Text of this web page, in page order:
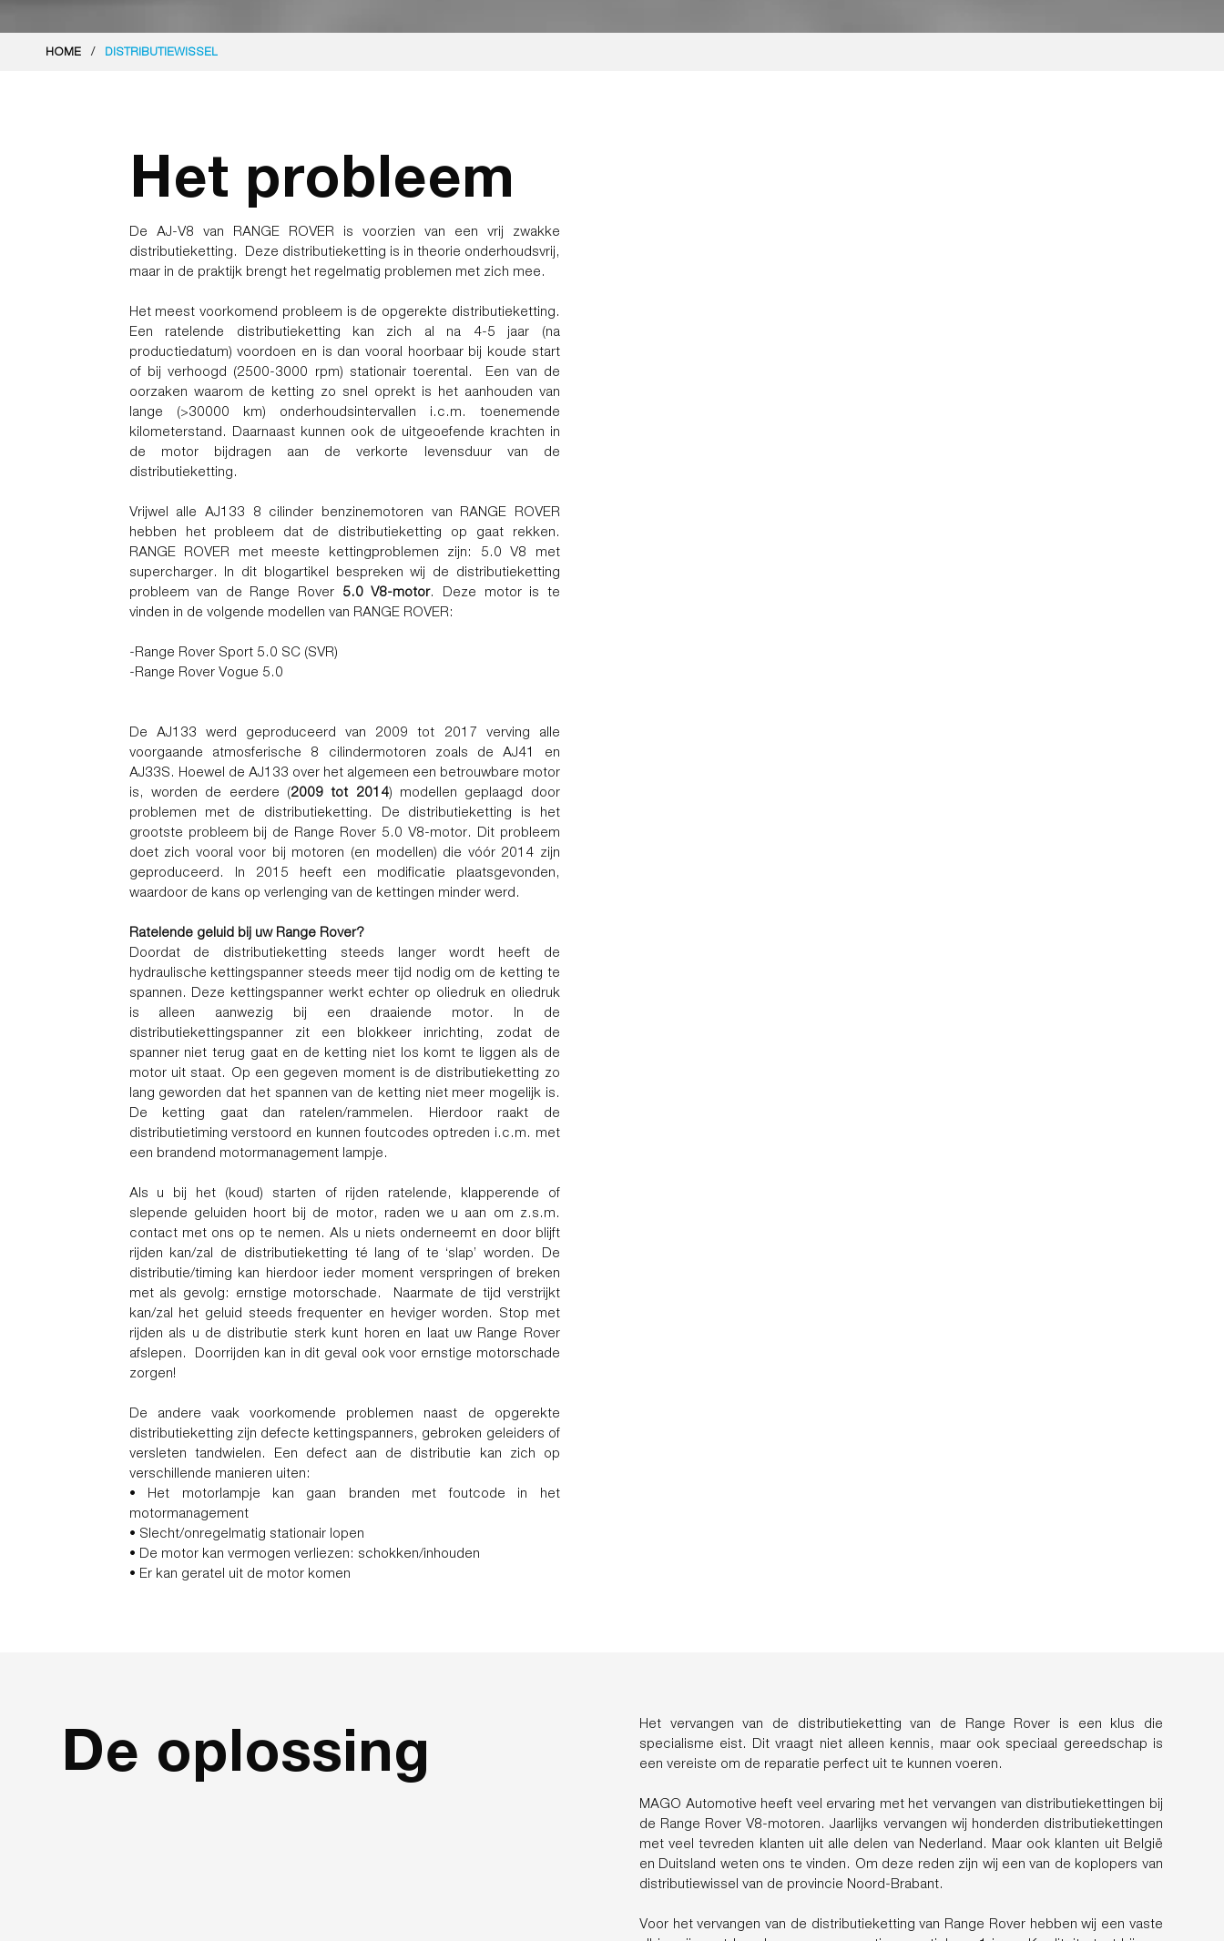
Het probleem
De AJ-V8 van RANGE ROVER is voorzien van een vrij zwakke
distributieketting. Deze distributieketting is in theorie onderhoudsvrij,
maar in de praktijk brengt het regelmatig problemen met zich mee.
Het meest voorkomend probleem is de opgerekte distributieketting.
Een ratelende distributieketting kan zich al na 4-5 jaar (na
productiedatum) voordoen en is dan vooral hoorbaar bij koude start
of bij verhoogd (2500-3000 rpm) stationair toerental. Een van de
oorzaken waarom de ketting zo snel oprekt is het aanhouden van
lange (>30000 km) onderhoudsintervallen i.c.m. toenemende
kilometerstand. Daarnaast kunnen ook de uitgeoefende krachten in
de motor bijdragen aan de verkorte levensduur van de
distributieketting.
Vrijwel alle AJ133 8 cilinder benzinemotoren van RANGE ROVER
hebben het probleem dat de distributieketting op gaat rekken.
RANGE ROVER met meeste kettingproblemen zijn: 5.0 V8 met
supercharger. In dit blogartikel bespreken wij de distributieketting
probleem van de Range Rover 5.0 V8-motor. Deze motor is te
vinden in de volgende modellen van RANGE ROVER:
-Range Rover Sport 5.0 SC (SVR)
-Range Rover Vogue 5.0
De AJ133 werd geproduceerd van 2009 tot 2017 verving alle
voorgaande atmosferische 8 cilindermotoren zoals de AJ41 en
AJ33S. Hoewel de AJ133 over het algemeen een betrouwbare motor
is, worden de eerdere (2009 tot 2014) modellen geplaagd door
problemen met de distributieketting. De distributieketting is het
grootste probleem bij de Range Rover 5.0 V8-motor. Dit probleem
doet zich vooral voor bij motoren (en modellen) die vóór 2014 zijn
geproduceerd. In 2015 heeft een modificatie plaatsgevonden,
waardoor de kans op verlenging van de kettingen minder werd.
Ratelende geluid bij uw Range Rover?
Doordat de distributieketting steeds langer wordt heeft de
hydraulische kettingspanner steeds meer tijd nodig om de ketting te
spannen. Deze kettingspanner werkt echter op oliedruk en oliedruk
is alleen aanwezig bij een draaiende motor. In de
distributiekettingspanner zit een blokkeer inrichting, zodat de
spanner niet terug gaat en de ketting niet los komt te liggen als de
motor uit staat. Op een gegeven moment is de distributieketting zo
lang geworden dat het spannen van de ketting niet meer mogelijk is.
De ketting gaat dan ratelen/rammelen. Hierdoor raakt de
distributietiming verstoord en kunnen foutcodes optreden i.c.m. met
een brandend motormanagement lampje.
Als u bij het (koud) starten of rijden ratelende, klapperende of
slepende geluiden hoort bij de motor, raden we u aan om z.s.m.
contact met ons op te nemen. Als u niets onderneemt en door blijft
rijden kan/zal de distributieketting té lang of te ‘slap’ worden. De
distributie/timing kan hierdoor ieder moment verspringen of breken
met als gevolg: ernstige motorschade. Naarmate de tijd verstrijkt
kan/zal het geluid steeds frequenter en heviger worden. Stop met
rijden als u de distributie sterk kunt horen en laat uw Range Rover
afslepen. Doorrijden kan in dit geval ook voor ernstige motorschade
zorgen!
De andere vaak voorkomende problemen naast de opgerekte
distributieketting zijn defecte kettingspanners, gebroken geleiders of
versleten tandwielen. Een defect aan de distributie kan zich op
verschillende manieren uiten:
• Het motorlampje kan gaan branden met foutcode in het
motormanagement
• Slecht/onregelmatig stationair lopen
• De motor kan vermogen verliezen: schokken/inhouden
• Er kan geratel uit de motor komen
De oplossing
Het vervangen van de distributieketting van de Range Rover is een klus die
specialisme eist. Dit vraagt niet alleen kennis, maar ook speciaal gereedschap is
een vereiste om de reparatie perfect uit te kunnen voeren.
MAGO Automotive heeft veel ervaring met het vervangen van distributiekettingen bij
de Range Rover V8-motoren. Jaarlijks vervangen wij honderden distributiekettingen
met veel tevreden klanten uit alle delen van Nederland. Maar ook klanten uit België
en Duitsland weten ons te vinden. Om deze reden zijn wij een van de koplopers van
distributiewissel van de provincie Noord-Brabant.
Voor het vervangen van de distributieketting van Range Rover hebben wij een vaste
HOME / DISTRIBUTIEWISSEL